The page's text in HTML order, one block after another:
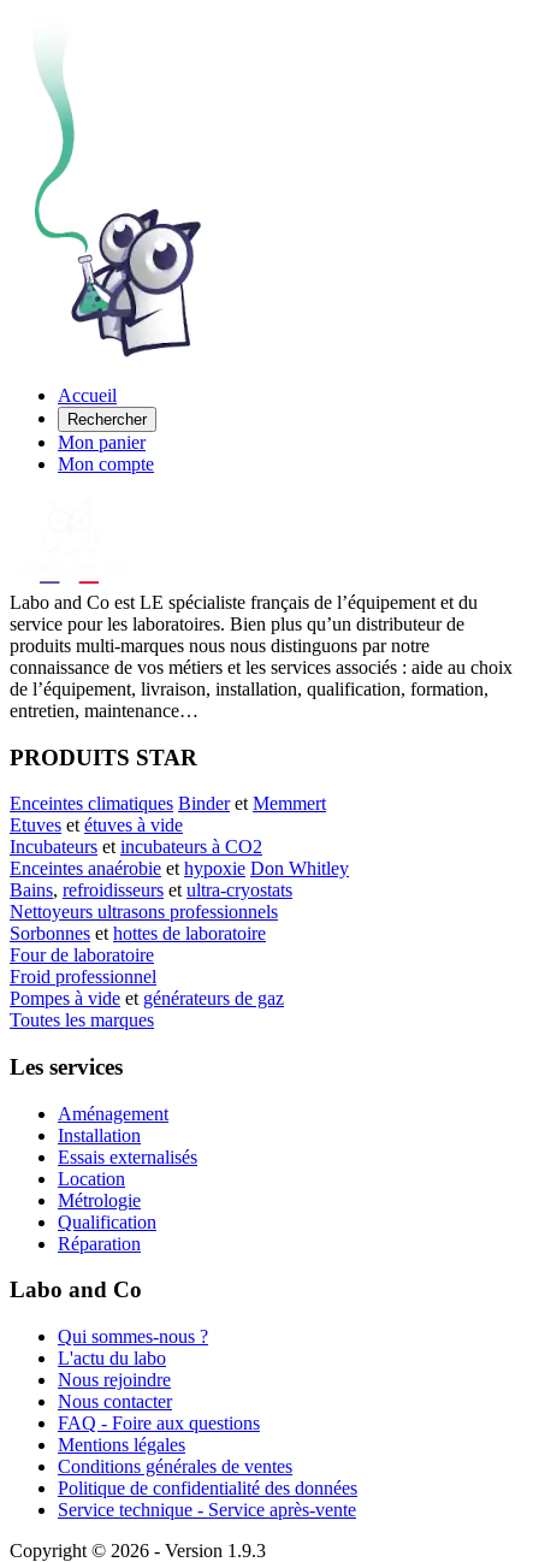
Accueil
Rechercher
Mon panier
Mon compte
Labo and Co est LE spécialiste français de l’équipement et du
service pour les laboratoires. Bien plus qu’un distributeur de
produits multi-marques nous nous distinguons par notre
connaissance de vos métiers et les services associés : aide au choix
de l’équipement, livraison, installation, qualification, formation,
entretien, maintenance…
PRODUITS STAR
Enceintes climatiques Binderet Memmert
Etuves et étuves à vide
Incubateurs et incubateurs à CO2
Enceintes anaérobie et hypoxie Don Whitley
Bains, refroidisseurs et ultra-cryostats
Nettoyeurs ultrasons professionnels
Sorbonnes et hottes de laboratoire
Four de laboratoire
Froid professionnel
Pompes à vide et générateurs de gaz
Toutes les marques
Les services
Aménagement
Installation
Essais externalisés
Location
Métrologie
Qualification
Réparation
Labo and Co
Qui sommes-nous ?
L'actu du labo
Nous rejoindre
Nous contacter
FAQ - Foire aux questions
Mentions légales
Conditions générales de ventes
Politique de confidentialité des données
Service technique - Service après-vente
Copyright © 2026 - Version 1.9.3